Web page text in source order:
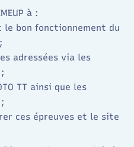
à :
bon fonctionnement du
adressées via les
TT ainsi que les
ces épreuves et le site